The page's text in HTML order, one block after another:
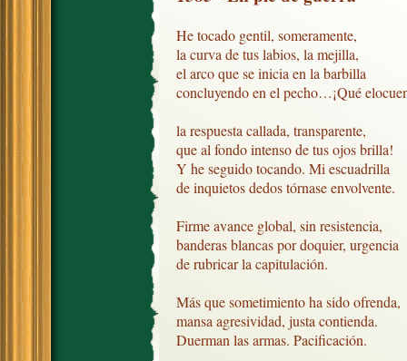
He tocado gentil, someramente,
la curva de tus labios, la mejilla,
el arco que se inicia en la barbilla
concluyendo en el pecho…¡Qué
la respuesta callada, transparente,
que al fondo intenso de tus ojos brilla!
Y he seguido tocando. Mi escuadrilla
de inquietos dedos tórnase envolvente.
Firme avance global, sin resistencia,
banderas blancas por doquier, urgencia
de rubricar la capitulación.
Más que sometimiento ha sido ofrenda,
mansa agresividad, justa contienda.
Duerman las armas. Pacificación.